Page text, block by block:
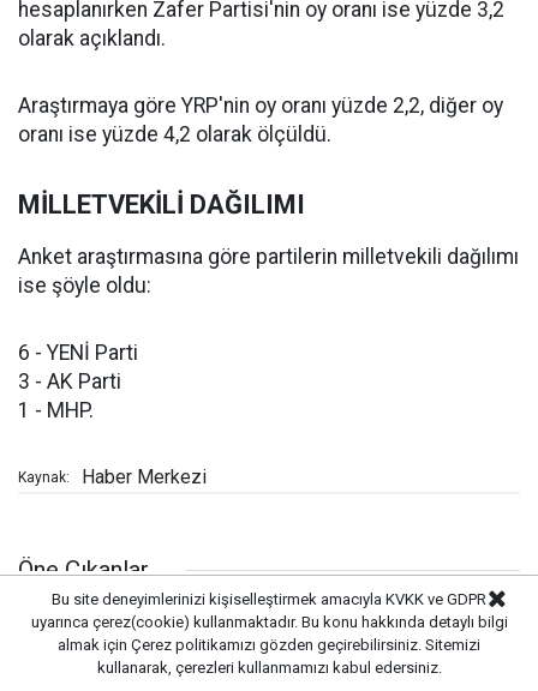
hesaplanırken Zafer Partisi'nin oy oranı ise yüzde 3,2
olarak açıklandı.
Araştırmaya göre YRP'nin oy oranı yüzde 2,2, diğer oy
oranı ise yüzde 4,2 olarak ölçüldü.
MİLLETVEKİLİ DAĞILIMI
Anket araştırmasına göre partilerin milletvekili dağılımı
ise şöyle oldu:
6 - YENİ Parti
3 - AK Parti
1 - MHP.
Kaynak: Haber Merkezi
Öne Çıkanlar
Bu site deneyimlerinizi kişiselleştirmek amacıyla KVKK ve GDPR
uyarınca çerez(cookie) kullanmaktadır. Bu konu hakkında detaylı bilgi
almak için Çerez politikamızı gözden geçirebilirsiniz. Sitemizi
kullanarak, çerezleri kullanmamızı kabul edersiniz.